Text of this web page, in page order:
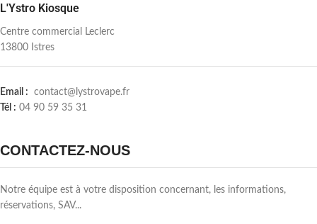
L'Ystro Kiosque
Centre commercial Leclerc
13800 Istres
Email : contact@lystrovape.fr
Tél : 04 90 59 35 31
CONTACTEZ-NOUS
Notre équipe est à votre disposition concernant, les informations,
réservations, SAV...